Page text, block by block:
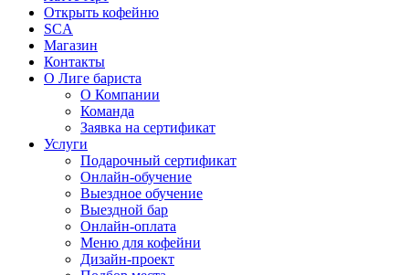
Открыть кофейню
SCA
Магазин
Контакты
О Лиге бариста
О Компании
Команда
Заявка на сертификат
Услуги
Подарочный сертификат
Онлайн-обучение
Выездное обучение
Выездной бар
Онлайн-оплата
Меню для кофейни
Дизайн-проект